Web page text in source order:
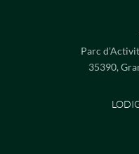
Parc
35390,